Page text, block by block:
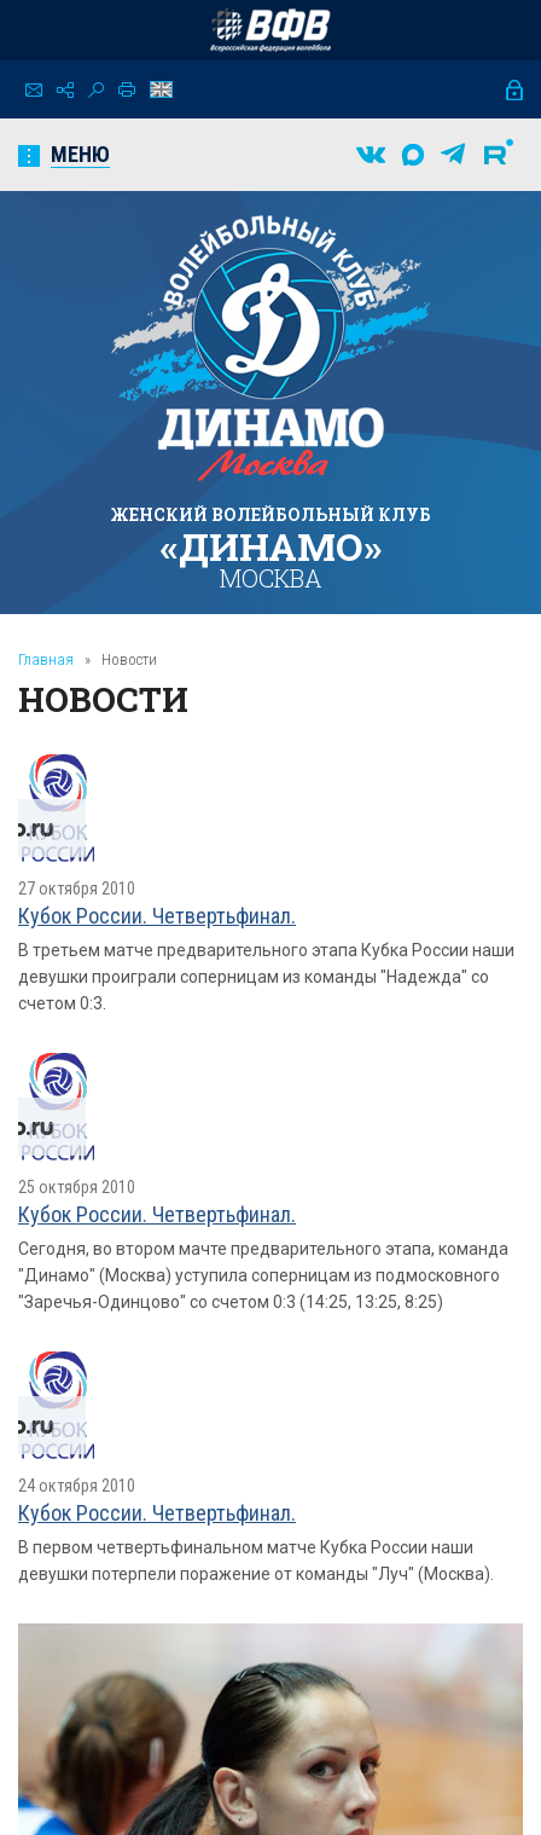
МЕНЮ
ЖЕНСКИЙ ВОЛЕЙБОЛЬНЫЙ КЛУБ
«ДИНАМО»
МОСКВА
Главная » Новости
НОВОСТИ
27 октября 2010
Кубок России. Четвертьфинал.
В третьем матче предварительного этапа Кубка России наши
девушки проиграли соперницам из команды "Надежда" со
счетом 0:3.
25 октября 2010
Кубок России. Четвертьфинал.
Сегодня, во втором мачте предварительного этапа, команда
"Динамо" (Москва) уступила соперницам из подмосковного
"Заречья-Одинцово" со счетом 0:3 (14:25, 13:25, 8:25)
24 октября 2010
Кубок России. Четвертьфинал.
В первом четвертьфинальном матче Кубка России наши
девушки потерпели поражение от команды "Луч" (Москва).